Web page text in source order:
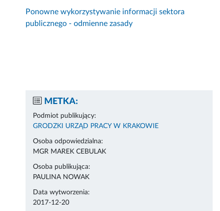
Ponowne wykorzystywanie informacji sektora
publicznego - odmienne zasady
METKA:
Podmiot publikujący:
GRODZKI URZĄD PRACY W KRAKOWIE
Osoba odpowiedzialna:
MGR MAREK CEBULAK
Osoba publikująca:
PAULINA NOWAK
Data wytworzenia:
2017-12-20